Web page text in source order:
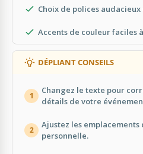
Choix de polices
Accents de couleur faciles
DÉPLIANT CONSEILS
1
Changez le texte pour
détails de votre
2
Ajustez les
personnelle.